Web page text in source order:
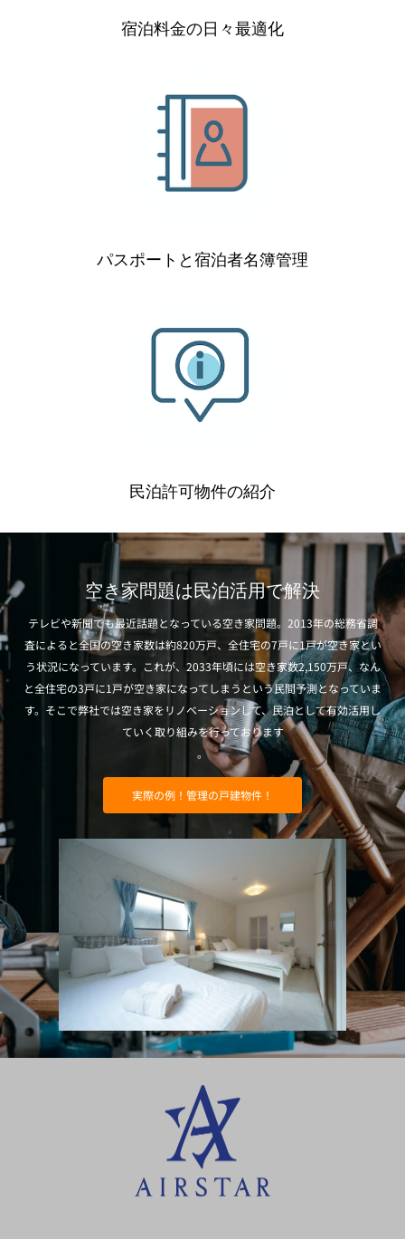
宿泊料金の日々最適化
パスポートと宿泊者名簿管理
民泊許可物件の紹介
空き家問題は民泊活用で解決
テレビや新聞でも最近話題となっている空き家問題。2013年の総務省調
査によると全国の空き家数は約820万戸、全住宅の7戸に1戸が空き家とい
う状況になっています。これが、2033年頃には空き家数2,150万戸、なん
と全住宅の3戸に1戸が空き家になってしまうという民間予測となっていま
す。そこで弊社では空き家をリノベーションして、民泊として有効活用し
ていく取り組みを行っております
。
実際の例！管理の戸建物件！